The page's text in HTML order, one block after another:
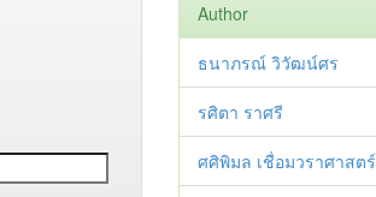
Author
ธนาภรณ์ วิวัฒน์ศร
รศิตา ราศรี
ศศิพิมล เชื่อมวราศาสตร์